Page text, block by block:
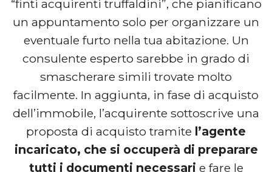
“finti acquirenti truffaldini”, che pianificano
un appuntamento solo per organizzare un
eventuale furto nella tua abitazione. Un
consulente esperto sarebbe in grado di
smascherare simili trovate molto
facilmente. In aggiunta, in fase di acquisto
dell’immobile, l’acquirente sottoscrive una
proposta di acquisto tramite l’agente
incaricato, che si occuperà di preparare
tutti i documenti necessari e fare le